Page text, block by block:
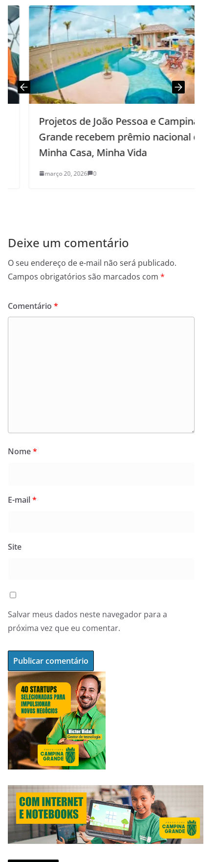
Projetos de João Pessoa e Campina
Grande recebem prêmio nacional do
Minha Casa, Minha Vida
março 20, 2026 0
Deixe um comentário
O seu endereço de e-mail não será publicado.
Campos obrigatórios são marcados com *
Comentário *
Nome*
E-mail*
Site
Salvar meus dados neste navegador para a
próxima vez que eu comentar.